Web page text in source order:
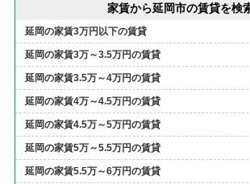
家賃から延岡市の賃貸を検
延岡の家賃3万円以下の賃貸
延岡の家賃3万～3.5万円の賃貸
延岡の家賃3.5万～4万円の賃貸
延岡の家賃4万～4.5万円の賃貸
延岡の家賃4.5万～5万円の賃貸
延岡の家賃5万～5.5万円の賃貸
延岡の家賃5.5万～6万円の賃貸